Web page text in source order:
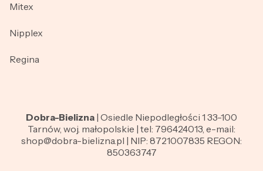
Mitex
Nipplex
Regina
Dobra-Bielizna | Osiedle Niepodległości 1 33-100
Tarnów, woj. małopolskie | tel: 796424013, e-mail:
shop@dobra-bielizna.pl | NIP: 8721007835 REGON:
850363747